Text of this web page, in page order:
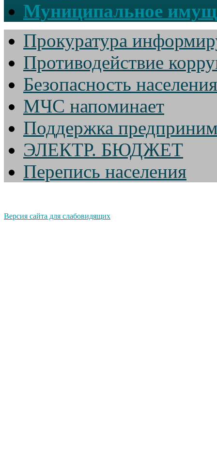
Муниципальное
Прокуратура
Противодействие
Безопасность населения
МЧС напоминает
Поддержка
ЭЛЕКТР. БЮДЖЕТ
Перепись населения
Версия сайта для слабовидящих